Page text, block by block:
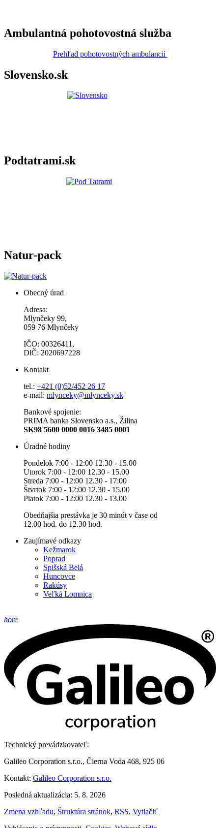
Ambulantná pohotovostná služba
Prehľad pohotovostných ambulancií
Slovensko.sk
Podtatrami.sk
Natur-pack
Obecný úrad
Adresa:
Mlynčeky 99,
059 76 Mlynčeky
IČO: 00326411,
DlČ: 2020697228
Kontakt
tel.: +421 (0)52/452 26 17
e-mail: mlynceky@mlynceky.sk
Bankové spojenie:
PRIMA banka Slovensko a.s., Žilina
SK98 5600 0000 0016 3485 0001
Úradné hodiny
Pondelok 7:00 - 12:00 12.30 - 15.00
Utorok 7:00 - 12:00 12.30 - 15.00
Streda 7:00 - 12:00 12.30 - 17:00
Štvrtok 7:00 - 12:00 12.30 - 15.00
Piatok 7:00 - 12:00 12.30 - 13.00
Obedňajšia prestávka je 30 minút v čase od
12.00 hod. do 12.30 hod.
Zaujímavé odkazy
Kežmarok
Poprad
Spišská Belá
Huncovce
Rakúsy
Veľká Lomnica
hore
Technický prevádzkovateľ:
Galileo Corporation s.r.o., Čierna Voda 468, 925 06
Kontakt: Galileo Corporation s.r.o.
Posledná aktualizácia: 5. 8. 2026
Zmena vzhľadu, Štruktúra stránok, RSS, Vytlačiť